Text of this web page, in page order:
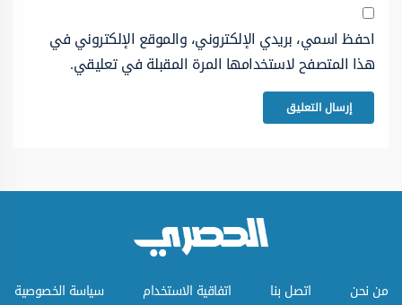
احفظ اسمي، بريدي الإلكتروني، والموقع الإلكتروني في
هذا المتصفح لاستخدامها المرة المقبلة في تعليقي.
من نحن اتصل بنا اتفاقية الاستخدام سياسة الخصوصية